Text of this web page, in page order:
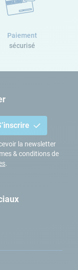
sein de ce kit des
votre mini piscine.
blocs est assurée ;
Paiement
sécurisé
la newsletter
& conditions de
.